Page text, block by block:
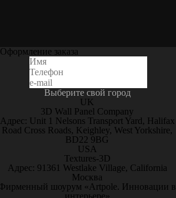
Оформление заказа
Выберите свой город
UK
3D Wall Panel Company
Адрес: Unit 1 Nelsons Transport Yard, Halifax
Road Cross Roads, Keighley, West Yorkshire,
BD22 9BG
USA
Textures-3D
Адрес: 91361 Westlake Village, California
Москва
шоурум «Artpole. Инновации в
интерьере»